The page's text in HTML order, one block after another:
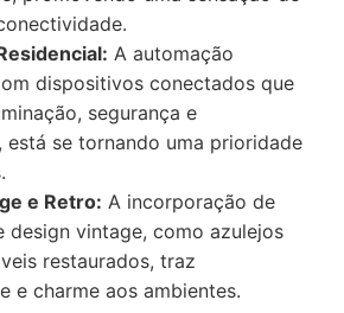
A automação
dispositivos conectados que
segurança e
está se tornando uma prioridade
e Retro: A incorporação de
design vintage, como azulejos
restaurados, traz
e charme aos ambientes.